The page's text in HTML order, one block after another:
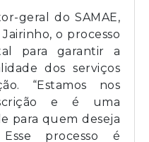
geral do SAMAE,
o processo
para garantir a
dos serviços
“Estamos nos
e é uma
para quem deseja
processo é